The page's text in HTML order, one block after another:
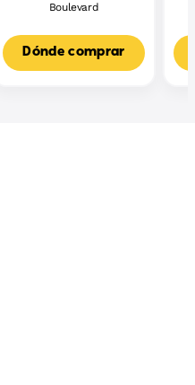
Boulevard
Dónde comprar